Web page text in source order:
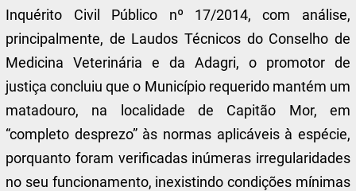
Inquérito Civil Público nº 17/2014, com análise,
principalmente, de Laudos Técnicos do Conselho de
Medicina Veterinária e da Adagri, o promotor de
justiça concluiu que o Município requerido mantém um
matadouro, na localidade de Capitão Mor, em
“completo desprezo” às normas aplicáveis à espécie,
porquanto foram verificadas inúmeras irregularidades
no seu funcionamento, inexistindo condições mínimas